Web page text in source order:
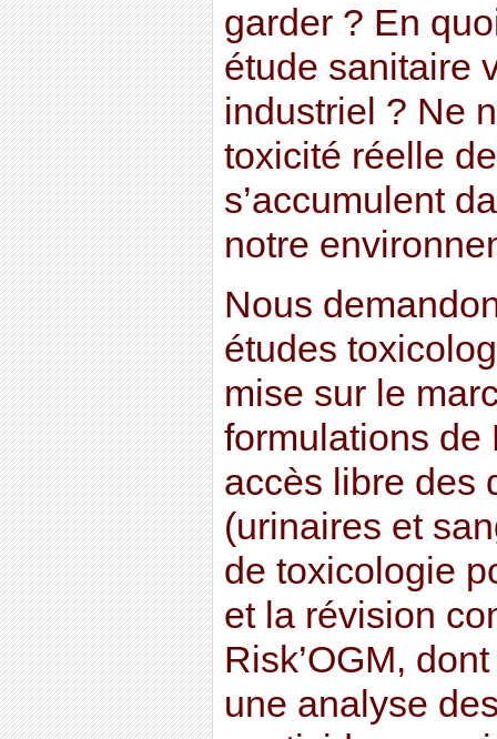
garder ? En
étude sanitaire
industriel ? Ne
toxicité réelle
s’accumulent
notre
Nous
études
mise sur le
formulations de
accès libre des
(urinaires et
de toxicologie
et la révision
Risk’OGM,
une analyse